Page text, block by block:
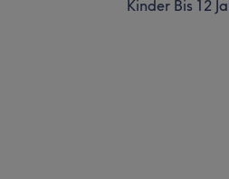
Kinder Bis 12